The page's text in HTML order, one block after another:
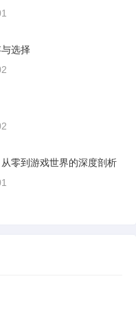
选择
零到游戏世界的深度剖析